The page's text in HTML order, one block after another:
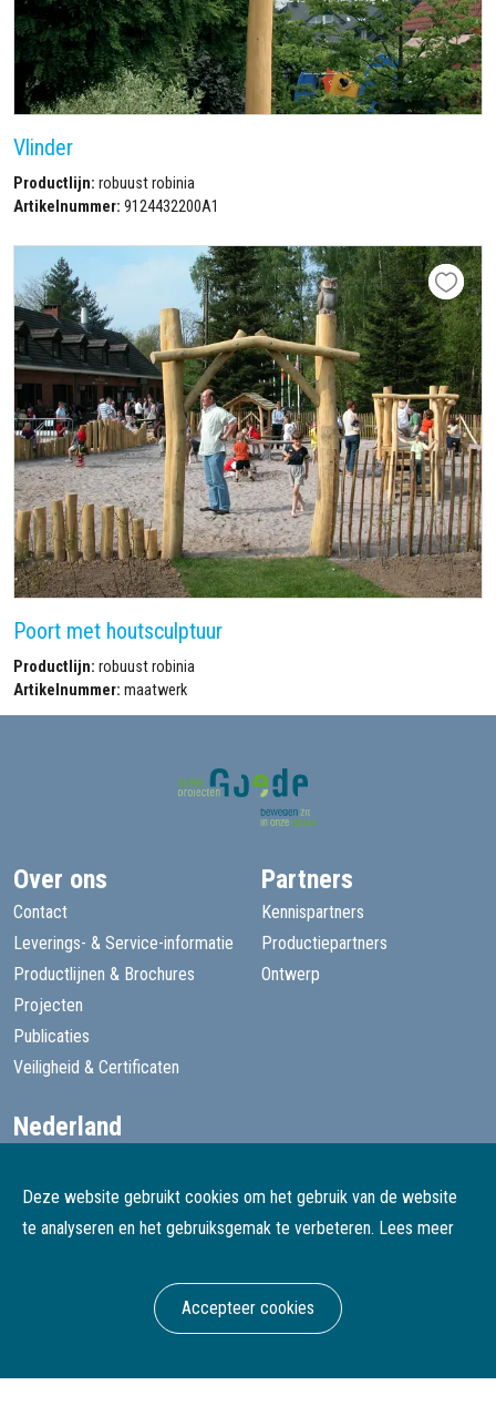
Vlinder
Productlijn: robuust robinia
Artikelnummer: 9124432200A1
Poort met houtsculptuur
Productlijn: robuust robinia
Artikelnummer: maatwerk
Deze website gebruikt cookies om het gebruik van de website
te analyseren en het gebruiksgemak te verbeteren. Lees meer
Accepteer cookies
Over ons
Contact
Leverings- & Service-informatie
Productlijnen & Brochures
Projecten
Publicaties
Veiligheid & Certificaten
Partners
Kennispartners
Productiepartners
Ontwerp
Nederland
België